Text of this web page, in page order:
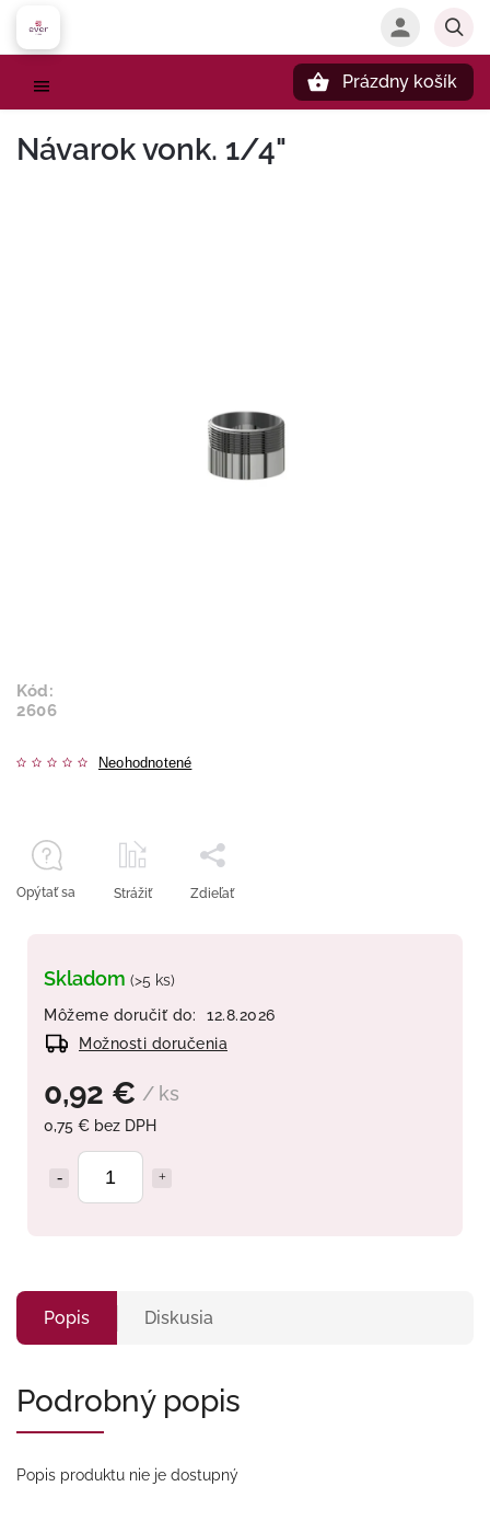
Prázdny košík
Návarok vonk. 1/4"
Kód:
2606
Neohodnotené
0,92 € / ks
0,75 € bez DPH
Skladom (>5 ks)
Môžeme doručiť do:
12.8.2026
Možnosti doručenia
Opýtať sa Strážiť Zdieľať
Popis Diskusia
Podrobný popis
Popis produktu nie je dostupný